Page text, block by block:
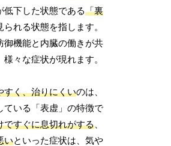
低下した状態である「裏
れる状態を指します。
御機能と内臓の働きが共
々な症状が現れます。
すく、治りにくいのは、
ている「表虚」の特徴で
ですぐに息切れがする
いといった症状は、気や